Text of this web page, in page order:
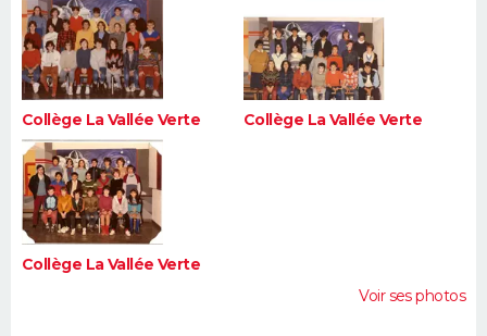
Collège La Vallée Verte Collège La Vallée Verte
Collège La Vallée Verte
Voir ses photos